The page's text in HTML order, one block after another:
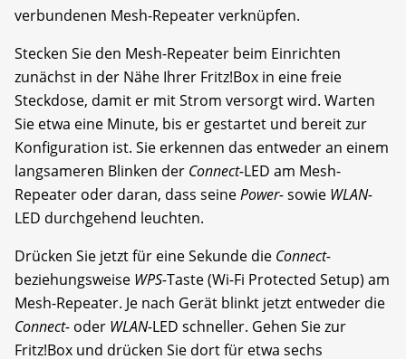
verbundenen Mesh-Repeater verknüpfen.
Stecken Sie den Mesh-Repeater beim Einrichten
zunächst in der Nähe Ihrer Fritz!Box in eine freie
Steckdose, damit er mit Strom versorgt wird. Warten
Sie etwa eine Minute, bis er gestartet und bereit zur
Konfiguration ist. Sie erkennen das entweder an einem
langsameren Blinken der Connect-LED am Mesh-
Repeater oder daran, dass seinePower-sowie WLAN-
LED durchgehend leuchten.
Drücken Sie jetzt für eine Sekunde die Connect-
beziehungsweise WPS-Taste (Wi-Fi Protected Setup) am
Mesh-Repeater. Je nach Gerät blinkt jetzt entweder die
Connect- oder WLAN-LED schneller. Gehen Sie zur
Fritz!Box und drücken Sie dort für etwa sechs